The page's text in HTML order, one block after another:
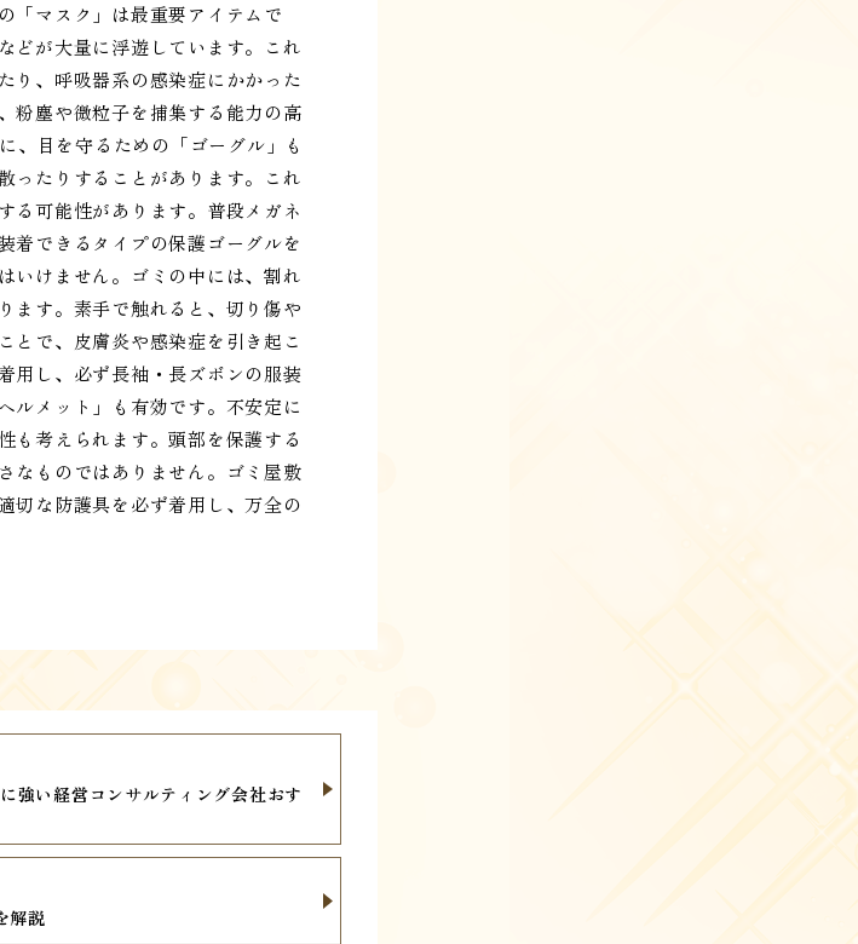
「マスク」は最重要アイテムで
どが大量に浮遊しています。これ
り、呼吸器系の感染症にかかった
粉塵や微粒子を捕集する能力の高
、目を守るための「ゴーグル」も
ったりすることがあります。これ
る可能性があります。普段メガネ
着できるタイプの保護ゴーグルを
いけません。ゴミの中には、割れ
ます。素手で触れると、切り傷や
とで、皮膚炎や感染症を引き起こ
用し、必ず長袖・長ズボンの服装
ルメット」も有効です。不安定に
も考えられます。頭部を保護する
なものではありません。ゴミ屋敷
切な防護具を必ず着用し、万全の
強い経営コンサルティング会社おす
解説